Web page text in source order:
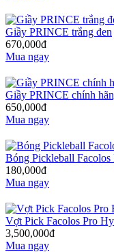
Giầy PRINCE trắng đen
670,000đ
Mua ngay
Giầy PRINCE chính
650,000đ
Mua ngay
Bóng Pickleball Facolos
180,000đ
Mua ngay
Vợt Pick Facolos Pro
3,500,000đ
Mua ngay